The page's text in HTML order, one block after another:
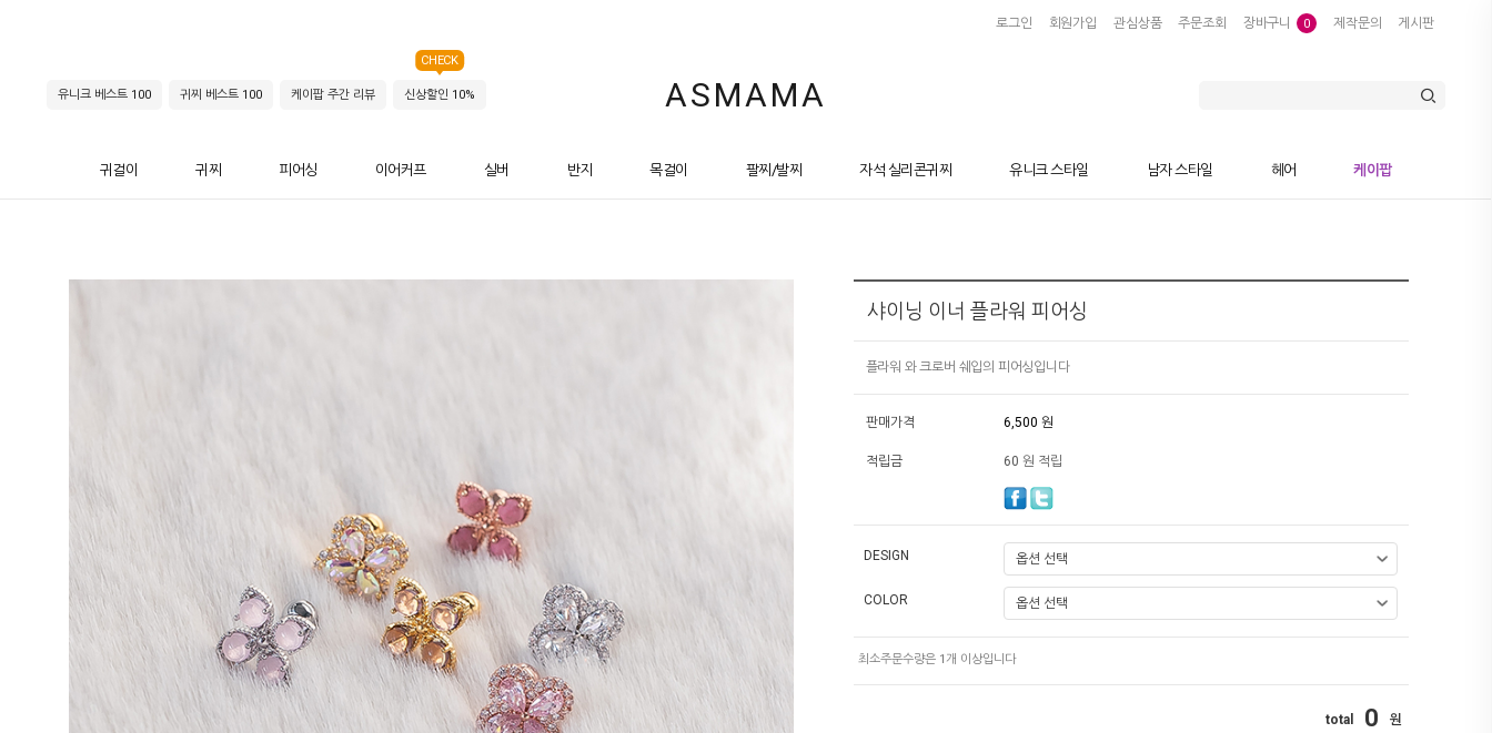
로그인 회원가입 관심상품 주문조회 장바구니 0 제작문의 게시판
ASMAMA
유니크 베스트 100 귀찌 베스트 100 케이팝 주간 리뷰 신상할인 10%
CHECK
귀걸이 귀찌 피어싱 이어커프 실버 반지 목걸이 팔찌/발찌 자석 실리콘귀찌 유니크 스타일 남자 스타일 헤어 케이팝
샤이닝 이너 플라워 피어싱
플라워 와 크로버 쉐입의 피어싱입니다
판매가격 6,500 원
적립금 60 원 적립
DESIGN
COLOR
0